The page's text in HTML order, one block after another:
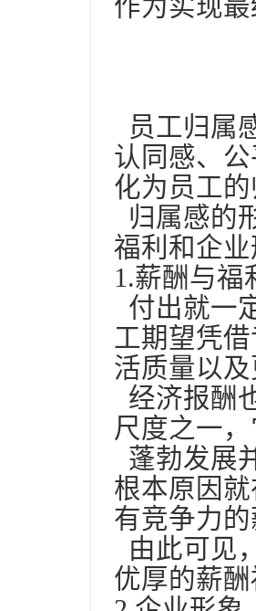
作为实现
员工归属
认同感、
化为员工
归属感的
福利和企
1.薪酬与福
付出就一
工期望凭
活质量以
经济报酬
尺度之一
蓬勃发展
根本原因
有竞争力
由此可见
优厚的薪